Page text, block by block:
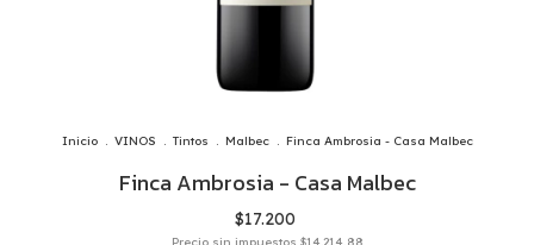
Inicio . VINOS . Tintos . Malbec . Finca Ambrosia - Casa Malbec
Finca Ambrosia - Casa Malbec
$17.200